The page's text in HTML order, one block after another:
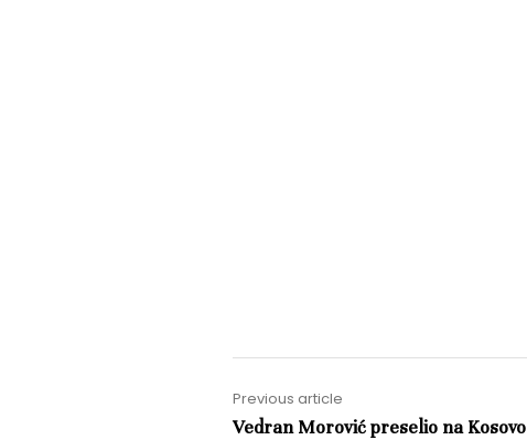
Previous article
Vedran Morović preselio na Kosovo